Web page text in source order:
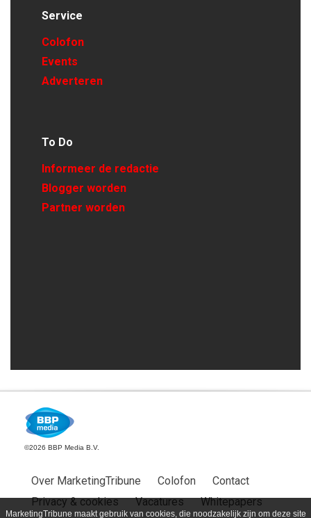
MarketingTribune maakt gebruik van cookies, die noodzakelijk zijn om deze site
Service
Colofon
Events
Adverteren
To Do
Informeer de redactie
Blogger worden
Partner worden
©2026 BBP Media B.V.
Over MarketingTribune Colofon
Contact
Privacy & cookies
Vacatures
Whitepapers